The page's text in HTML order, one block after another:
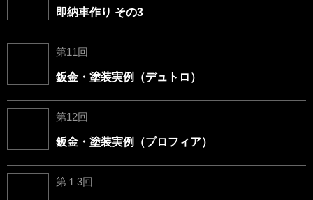
即納車作り その3
第11回
鈑金・塗装実例（デュトロ）
第12回
鈑金・塗装実例（プロフィア）
第１3回